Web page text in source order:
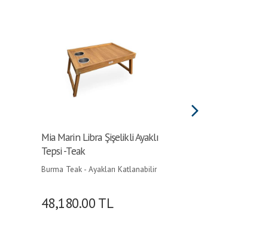
Mia Marin Libra Şişelikli Ayaklı
Tepsi -Teak
Burma Teak - Ayakları Katlanabilir
48,180.00 TL